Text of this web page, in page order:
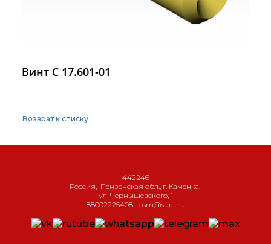
Винт С 17.601-01
Возврат к списку
442246
Россия, Пензенская обл., г. Каменка,
ул. Чернышевского, 1
88002225408, bsm@sura.ru